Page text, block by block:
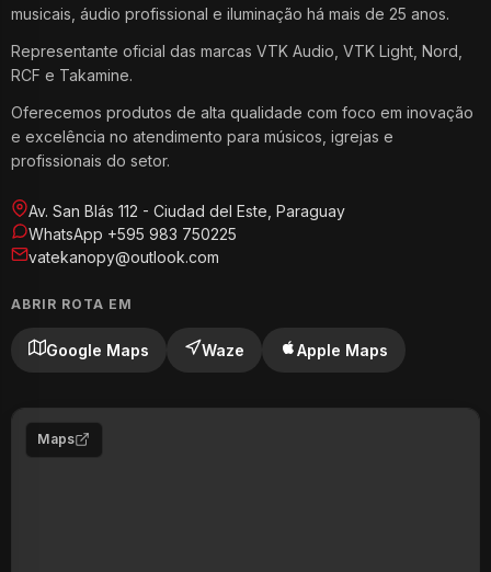
musicais, áudio profissional e iluminação há mais de 25 anos.
Representante oficial das marcas VTK Audio, VTK Light, Nord,
RCF e Takamine.
Oferecemos produtos de alta qualidade com foco em inovação
e excelência no atendimento para músicos, igrejas e
profissionais do setor.
Av. San Blás 112 - Ciudad del Este, Paraguay
WhatsApp +595 983 750225
vatekanopy@outlook.com
ABRIR ROTA EM
Google Maps Waze Apple Maps
Maps